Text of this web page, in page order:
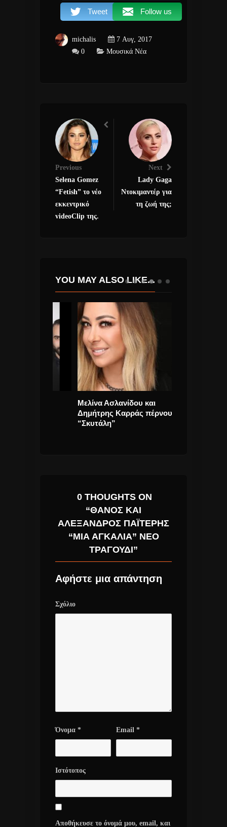
Tweet Follow us
michalis
7 Αυγ, 2017
0
Μουσικά Νέα
Previous
Selena Gomez
“Fetish” το νέο
εκκεντρικό
videoClip της.
Next
Lady Gaga
Ντοκιμαντέρ για
τη ζωή της;
YOU MAY ALSO LIKE...
Μελίνα Ασλανίδου και
Δημήτρης Καρράς πέρνουν την
“Σκυτάλη”
0 THOUGHTS ON
“ΘΆΝΟΣ ΚΑΙ
ΑΛΈΞΑΝΔΡΟΣ ΠΑΪΤΈΡΗΣ
“ΜΙΑ ΑΓΚΑΛΙΆ” ΝΈΟ
ΤΡΑΓΟΎΔΙ”
Αφήστε μια απάντηση
Σχόλιο
Όνομα * Email *
Ιστότοπος
Αποθήκευσε το όνομά μου, email, και